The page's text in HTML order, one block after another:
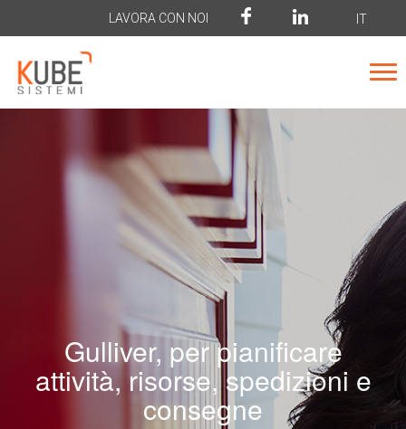
LAVORA CON NOI IT
Gulliver, per pianificare
attività, risorse, spedizioni e
consegne